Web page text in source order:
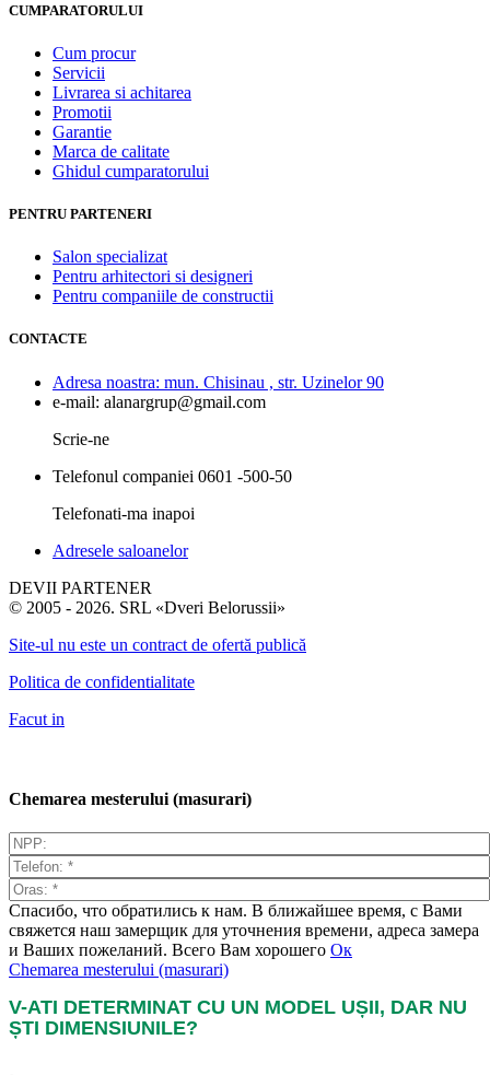
CUMPARATORULUI
Cum procur
Servicii
Livrarea si achitarea
Promotii
Garantie
Marca de calitate
Ghidul cumparatorului
PENTRU PARTENERI
Salon specializat
Pentru arhitectori si designeri
Pentru companiile de constructii
CONTACTE
Adresa noastra: mun. Chisinau , str. Uzinelor 90
e-mail: alanargrup@gmail.com
Scrie-ne
Telefonul companiei 0601 -500-50
Telefonati-ma inapoi
Adresele saloanelor
DEVII PARTENER
© 2005 - 2026. SRL «Dveri Belorussii»
Site-ul nu este un contract de ofertă publică
Politica de confidentialitate
Facut in
Chemarea mesterului (masurari)
Спасибо, что обратились к нам. В ближайшее время, с Вами
свяжется наш замерщик для уточнения времени, адреса замера
и Ваших пожеланий. Всего Вам хорошего Ок
Chemarea mesterului (masurari)
V-ATI DETERMINAT CU UN MODEL UȘII, DAR NU
ȘTI DIMENSIUNILE?